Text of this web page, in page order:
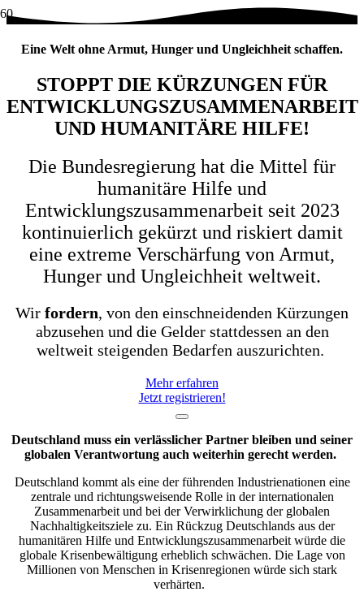
Eine Welt ohne Armut, Hunger und Ungleichheit schaffen.
STOPPT DIE KÜRZUNGEN FÜR
ENTWICKLUNGSZUSAMMENARBEIT
UND HUMANITÄRE HILFE!
Die Bundesregierung hat die Mittel für
humanitäre Hilfe und
Entwicklungszusammenarbeit seit 2023
kontinuierlich gekürzt und riskiert damit
eine extreme Verschärfung von Armut,
Hunger und Ungleichheit weltweit.
Wir fordern, von den einschneidenden Kürzungen
abzusehen und die Gelder stattdessen an den
weltweit steigenden Bedarfen auszurichten.
Mehr erfahren
Jetzt registrieren!
Deutschland muss ein verlässlicher Partner bleiben und seiner
globalen Verantwortung auch weiterhin gerecht werden.
Deutschland kommt als eine der führenden Industrienationen eine
zentrale und richtungsweisende Rolle in der internationalen
Zusammenarbeit und bei der Verwirklichung der globalen
Nachhaltigkeitsziele zu. Ein Rückzug Deutschlands aus der
humanitären Hilfe und Entwicklungszusammenarbeit würde die
globale Krisenbewältigung erheblich schwächen. Die Lage von
Millionen von Menschen in Krisenregionen würde sich stark
verhärten.